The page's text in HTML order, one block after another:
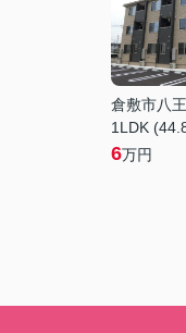
倉敷市八
1LDK
6万円